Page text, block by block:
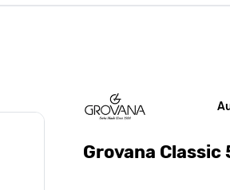
Grovana Classic